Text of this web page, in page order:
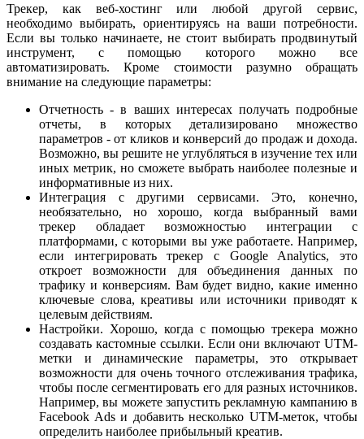
Трекер, как веб-хостинг или любой другой сервис,
необходимо выбирать, ориентируясь на ваши потребности.
Если вы только начинаете, не стоит выбирать продвинутый
инструмент, с помощью которого можно все
автоматизировать. Кроме стоимости разумно обращать
внимание на следующие параметры:
Отчетность - в ваших интересах получать подробные
отчеты, в которых детализировано множество
параметров - от кликов и конверсий до продаж и дохода.
Возможно, вы решите не углубляться в изучение тех или
иных метрик, но сможете выбрать наиболее полезные и
информативные из них.
Интеграция с другими сервисами. Это, конечно,
необязательно, но хорошо, когда выбранный вами
трекер обладает возможностью интеграции с
платформами, с которыми вы уже работаете. Например,
если интегрировать трекер с Google Analytics, это
откроет возможности для объединения данных по
трафику и конверсиям. Вам будет видно, какие именно
ключевые слова, креативы или источники приводят к
целевым действиям.
Настройки. Хорошо, когда с помощью трекера можно
создавать кастомные ссылки. Если они включают UTM-
метки и динамические параметры, это открывает
возможности для очень точного отслеживания трафика,
чтобы после сегментировать его для разных источников.
Например, вы можете запустить рекламную кампанию в
Facebook Ads и добавить несколько UTM-меток, чтобы
определить наиболее прибыльный креатив.